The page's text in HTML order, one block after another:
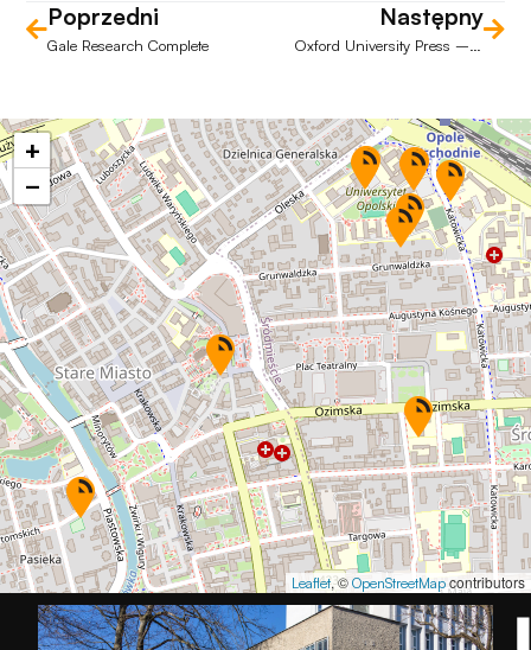
Poprzedni
Gale Research Complete
Następny
+
−
Leaflet, © OpenStreetMap contributors